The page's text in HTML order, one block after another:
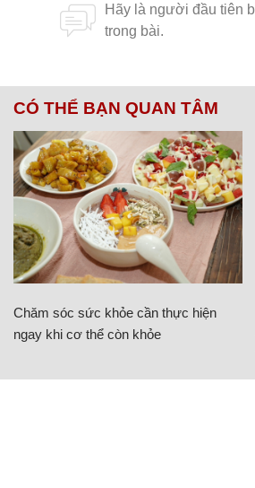
CÓ THỂ BẠN QUAN TÂM
Chăm sóc sức khỏe cần thực hiện
ngay khi cơ thể còn khỏe